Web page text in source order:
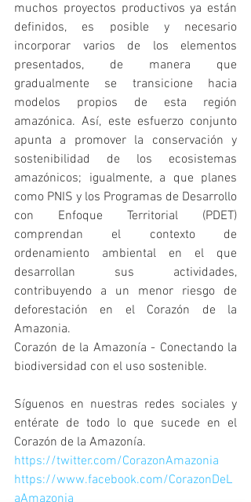
muchos proyectos productivos ya están
definidos, es posible y necesario
incorporar varios de los elementos
presentados, de manera que
gradualmente se transicione hacia
modelos propios de esta región
amazónica. Así, este esfuerzo conjunto
apunta a promover la conservación y
sostenibilidad de los ecosistemas
amazónicos; igualmente, a que planes
como PNIS y los Programas de Desarrollo
con Enfoque Territorial (PDET)
comprendan el contexto de
ordenamiento ambiental en el que
desarrollan sus actividades,
contribuyendo a un menor riesgo de
deforestación en el Corazón de la
Amazonia.
Corazón de la Amazonía - Conectando la
biodiversidad con el uso sostenible.
Síguenos en nuestras redes sociales y
entérate de todo lo que sucede en el
Corazón de la Amazonía.
https://twitter.com/CorazonAmazonia
https://www.facebook.com/CorazonDeL